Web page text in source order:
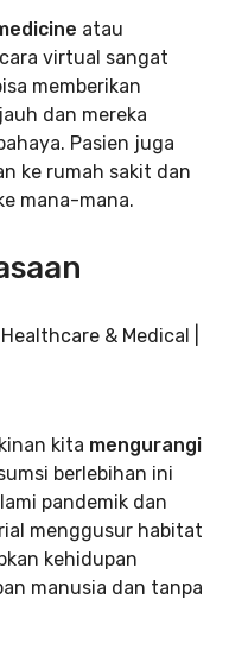
atau
virtual sangat
memberikan
dan mereka
Pasien juga
ke rumah sakit dan
mana-mana.
kita mengurangi
berlebihan ini
pandemik dan
menggusur habitat
kehidupan
manusia dan tanpa